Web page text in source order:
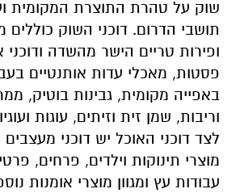
באפייה מקומית, גבינות בוטיק,
וריבות, שמן זית וזיתים, עוגות
לצד דוכני האוכל יש דוכני
מוצרי תינוקות וילדים, פרחים,
עבודות עץ ומגוון מוצרי אומנות
בנוסף יתקיימו הפעלות לילדים
איפה: כוכב מיכאל